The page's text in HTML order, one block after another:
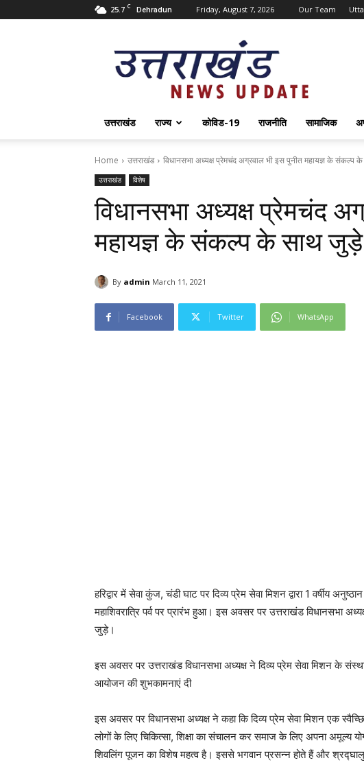
25.7 C Dehradun Friday, August 7, 2026 Our Team
Uttarakhand
News
Update
उत्तराखंड राज्य कोविड-19 राजनीति सामाजिक
Home उत्तराखंड विधानसभा अध्यक्ष प्रेमचंद अग्रवाल भी इस पुनीत महायज्ञ के संकल्प
उत्तराखंड विशेष
विधानसभा अध्यक्ष प्रेमचंद
महायज्ञ के संकल्प के साथ जुड़े
By admin March 11, 2021
Facebook Twitter WhatsApp
हरिद्वार में सेवा कुंज, चंडी घाट पर दिव्य प्रेम सेवा मिशन द्वारा 1 वर्षीय
महाशिवरात्रि पर्व पर प्रारंभ हुआ। इस अवसर पर उत्तराखंड विधानसभा
जुड़े।
इस अवसर पर उत्तराखंड विधानसभा अध्यक्ष ने दिव्य प्रेम सेवा मिशन के
आयोजन की शुभकामनाएं दी
इस अवसर पर विधानसभा अध्यक्ष ने कहा कि दिव्य प्रेम सेवा मिशन एक
लोगों के लिए चिकित्सा, शिक्षा का संचालन कर समाज के लिए अपना अमूल्य
शिवलिंग पूजन का विशेष महत्व है। इससे भगवान प्रसन्न होते हैं और